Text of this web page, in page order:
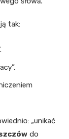
tak:
„unikać
do